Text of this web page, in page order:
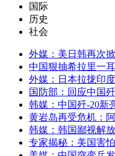
国际
历史
社会
外媒：美日韩再次
中国狠抽希拉里一
外媒：日本拉拢印
国防部：回应中国
韩媒：中国歼-20新
黄岩岛再受危机：
韩媒：韩国鄙视解
专家揭秘：美国害